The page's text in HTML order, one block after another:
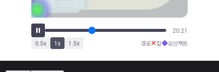
22:19
0.5x 1x 1.5x 경로✕킬◆오브젝트